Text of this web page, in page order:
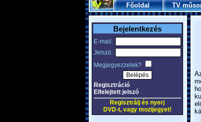
Főoldal TV
Bejelentkezés
E-mail:
Jelszó:
Megjegyezzelek?
Regisztráció
Elfelejtett jelszó
Regisztrálj és nyerj
DVD-t, vagy mozijegyet!